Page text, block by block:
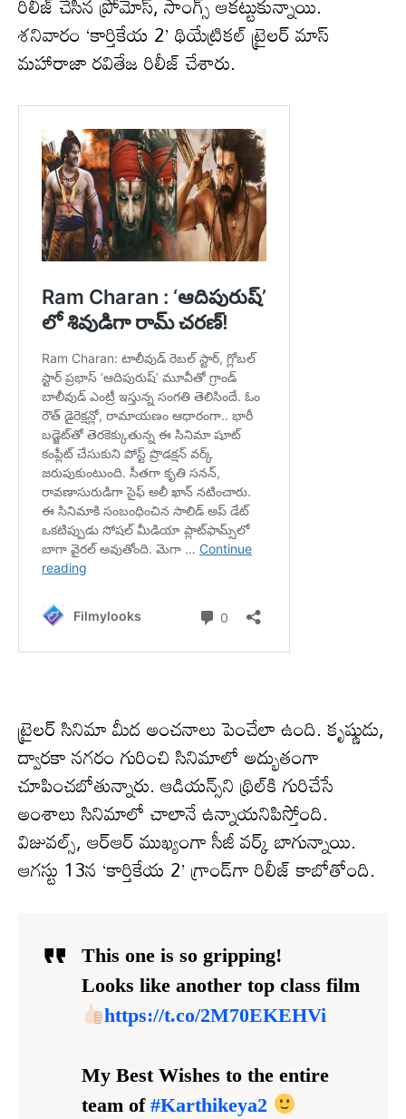
శనివారం ‘కార్తికేయ 2’ థియేట్రికల్ ట్రైలర్ మాస్
మహారాజా రవితేజ రిలీజ్ చేశారు.
ట్రైలర్ సినిమా మీద అంచనాలు పెంచేలా ఉంది. కృష్ణుడు,
ద్వారకా నగరం గురించి సినిమాలో అద్భుతంగా
చూపించబోతున్నారు. ఆడియన్స్‌ని థ్రిల్‌కి గురిచేసే
అంశాలు సినిమాలో చాలానే ఉన్నాయనిపిస్తోంది.
విజువల్స్, ఆర్ఆర్ ముఖ్యంగా సీజీ వర్క్ బాగున్నాయి.
ఆగస్టు 13న ‘కార్తికేయ 2’ గ్రాండ్‌గా రిలీజ్ కాబోతోంది.
This one is so gripping!
Looks like another top class film
https://t.co/2M70EKEHVi
My Best Wishes to the entire
team of #Karthikeya2